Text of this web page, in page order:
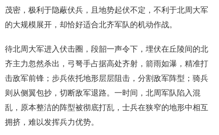
茂密，极利于隐蔽伏兵，且地势起伏不定，不利于北周大军
的大规模展开，却恰好适合北齐军队的机动作战。
待北周大军进入伏击圈，段韶一声令下，埋伏在丘陵间的北
齐主力忽然杀出，弓弩手占据高处齐射，箭雨如瀑，精准打
击敌军前锋；步兵依托地形层层阻击，分割敌军阵型；骑兵
则从侧翼包抄，切断敌军退路。一时间，北周军队陷入混
乱，原本整洁的阵型被彻底打乱，士兵在狭窄的地形中相互
拥挤，难以发挥兵力优势。